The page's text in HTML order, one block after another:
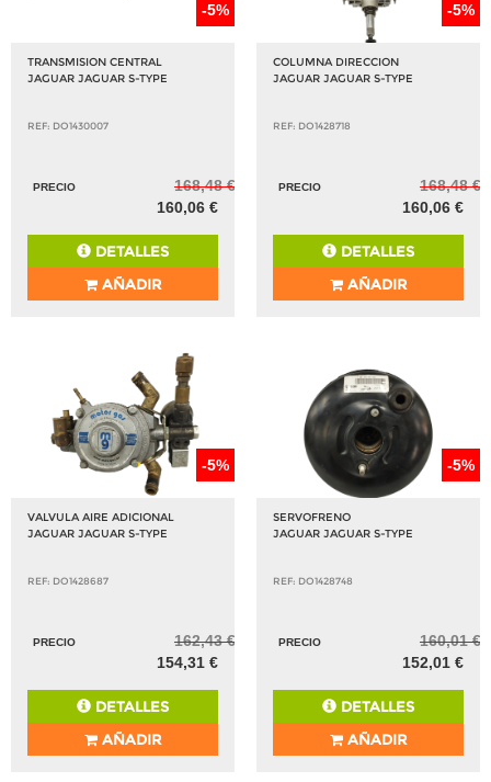
-5%
TRANSMISION CENTRAL
JAGUAR JAGUAR S-TYPE
REF: DO1430007
PRECIO
168,48 €
160,06 €
DETALLES
AÑADIR
-5%
COLUMNA DIRECCION
JAGUAR JAGUAR S-TYPE
REF: DO1428718
PRECIO
168,48 €
160,06 €
DETALLES
AÑADIR
-5%
VALVULA AIRE ADICIONAL
JAGUAR JAGUAR S-TYPE
REF: DO1428687
PRECIO
162,43 €
154,31 €
DETALLES
AÑADIR
-5%
SERVOFRENO
JAGUAR JAGUAR S-TYPE
REF: DO1428748
PRECIO
160,01 €
152,01 €
DETALLES
AÑADIR